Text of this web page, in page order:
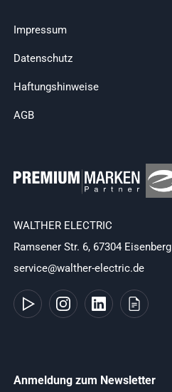
Impressum
Datenschutz
Haftungshinweise
AGB
WALTHER ELECTRIC
Ramsener Str. 6, 67304 Eisenberg
service@walther-electric.de
Anmeldung zum Newsletter